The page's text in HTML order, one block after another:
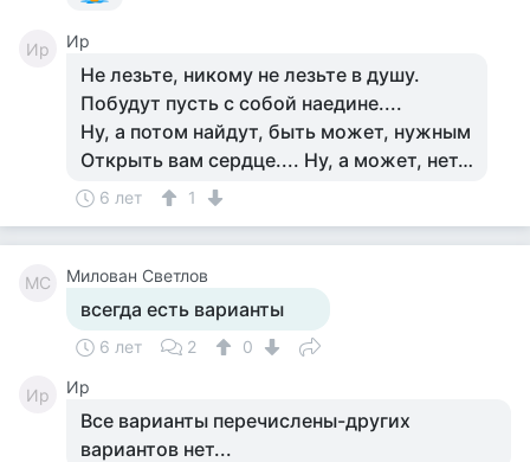
Ир Ир
Не лезьте, никому не лезьте в душу.
Побудут пусть с собой наедине....
Ну, а потом найдут, быть может, нужным
Открыть вам сердце.... Ну, а может, нет…
6 лет 1
МС Милован Светлов
всегда есть варианты
6 лет 2 0
Ир Ир
Все варианты перечислены-других
вариантов нет...